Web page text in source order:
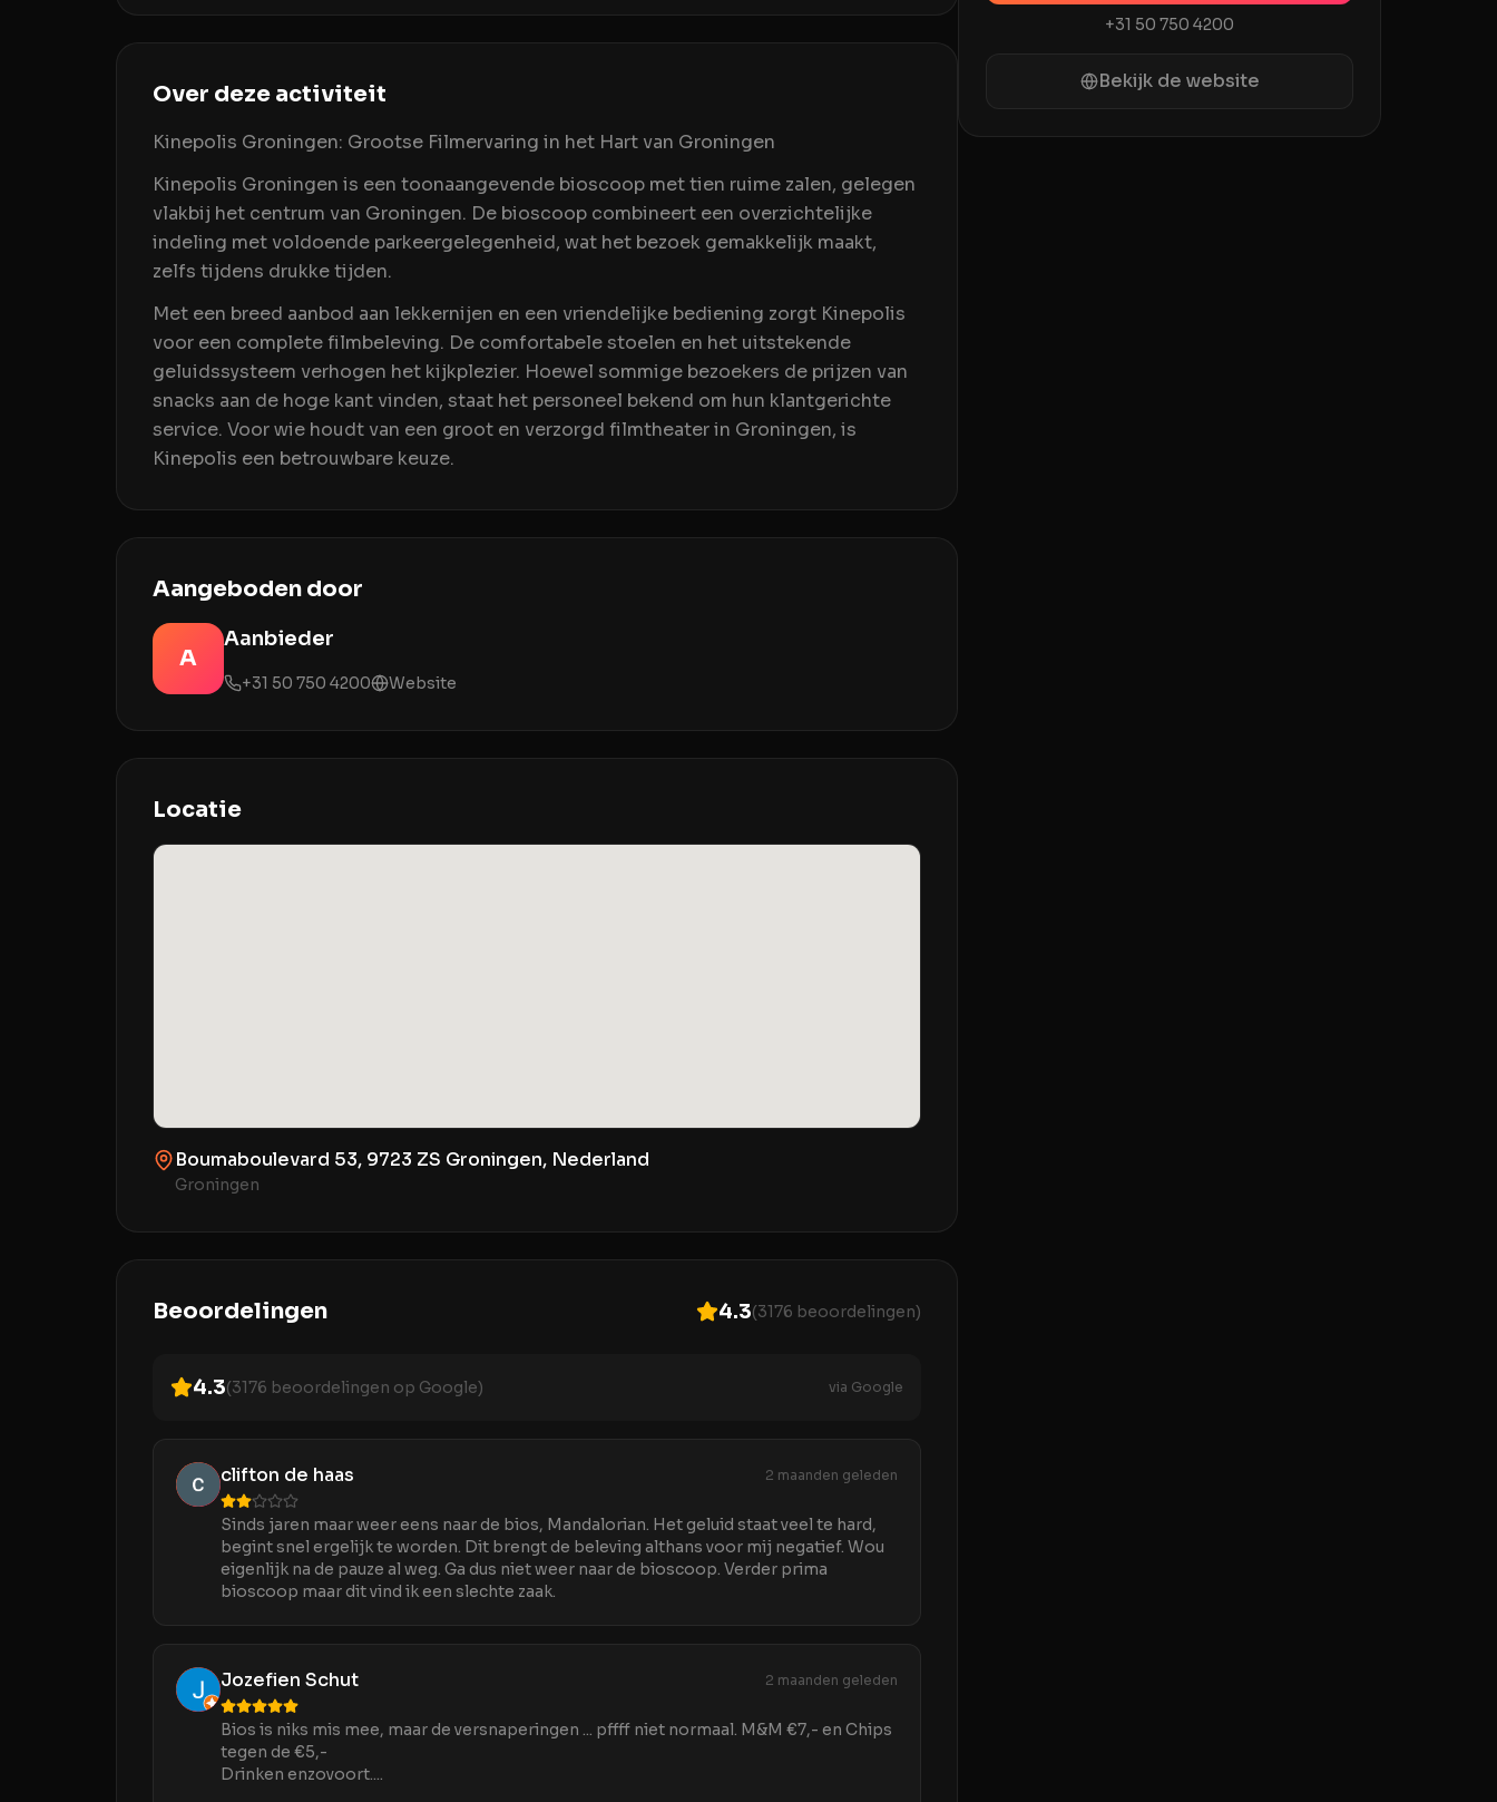
Over deze activiteit
Kinepolis Groningen: Grootse Filmervaring in het Hart van Groningen
Kinepolis Groningen is een toonaangevende bioscoop met tien ruime zalen, gelegen
vlakbij het centrum van Groningen. De bioscoop combineert een overzichtelijke
indeling met voldoende parkeergelegenheid, wat het bezoek gemakkelijk maakt,
zelfs tijdens drukke tijden.
Met een breed aanbod aan lekkernijen en een vriendelijke bediening zorgt Kinepolis
voor een complete filmbeleving. De comfortabele stoelen en het uitstekende
geluidssysteem verhogen het kijkplezier. Hoewel sommige bezoekers de prijzen van
snacks aan de hoge kant vinden, staat het personeel bekend om hun klantgerichte
service. Voor wie houdt van een groot en verzorgd filmtheater in Groningen, is
Kinepolis een betrouwbare keuze.
Aangeboden door
A
Aanbieder
+31 50 750 4200 Website
Locatie
Boumaboulevard 53, 9723 ZS Groningen, Nederland
Groningen
Beoordelingen 4.3(3176 beoordelingen)
4.3(3176 beoordelingen op Google) via Google
clifton de haas 2 maanden geleden
Sinds jaren maar weer eens naar de bios, Mandalorian. Het geluid staat veel te hard,
begint snel ergelijk te worden. Dit brengt de beleving althans voor mij negatief. Wou
eigenlijk na de pauze al weg. Ga dus niet weer naar de bioscoop. Verder prima
bioscoop maar dit vind ik een slechte zaak.
Jozefien Schut 2 maanden geleden
Bios is niks mis mee, maar de versnaperingen ... pffff niet normaal. M&M €7,- en Chips
tegen de €5,-
Drinken enzovoort....
+31 50 750 4200
Bekijk de website